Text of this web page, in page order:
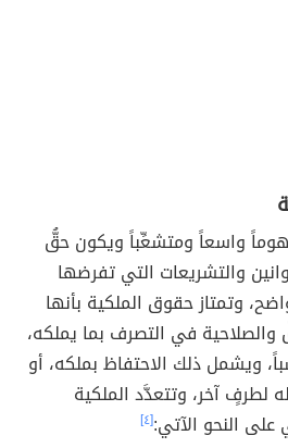
واسعاً ومتشعِّباً ويكون حقُّ
والتشريعات التي تفرضها
وتمتاز حقوق الملكية بأنها
في التصرف بما يملكه،
ويشمل ذلك الاحتفاظ بملكه، أو
لطرفٍ آخر، وتتعدَّد الملكية
النحو الآتي:[٤]